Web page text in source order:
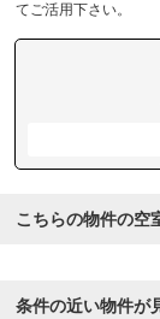
てご活用下さい。
こちらの物件の空
条件の近い物件が